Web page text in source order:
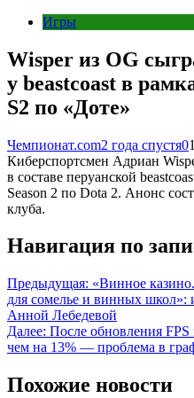
Игры
Wisper из OG
у beastcoast в
S2 по «Доте»
Чемпионат.com2 года спустя0
Киберспортсмен Адриан
в составе перуанской
Season 2 по Dota 2. Анонс
клуба.
Навигация по
Предыдущая: «Винное
для сомелье и винных
Анной Лебедевой
Далее: После обновления FPS
чем на 13% — проблема в
Похожие новости